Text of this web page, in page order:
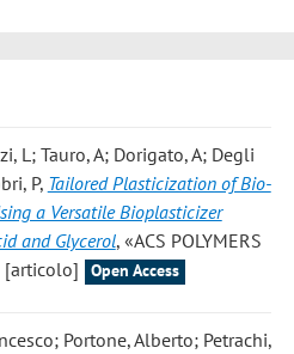
L; Tauro, A; Dorigato, A; Degli
P, Tailored Plasticization of Bio-
a Versatile Bioplasticizer
and Glycerol, «ACS POLYMERS
[articolo]
Open Access
Portone, Alberto; Petrachi,